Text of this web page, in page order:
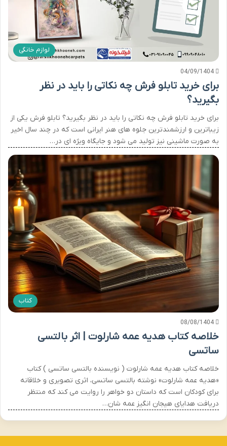
لوازم خانگی
04/09/1404
برای خرید تابلو فرش چه نکاتی را باید در نظر
بگیرید؟
برای خرید تابلو فرش چه نکاتی را باید در نظر بگیرید؟ تابلو فرش یکی از
زیباترین و ارزشمندترین جلوه های هنر ایرانی است که در چند سال اخیر
به صورت ماشینی نیز تولید می شود و جایگاه ویژه ای در…
کتاب
08/08/1404
خلاصه کتاب هدیه عمه شارلوت | اثر بالتسی
ساتسی
خلاصه کتاب هدیه عمه شارلوت ( نویسنده بالتسی ساتسی ) کتاب
«هدیه عمه شارلوت» نوشته بالتسی ساتسی، اثری تصویری و خلاقانه
برای کودکان است که داستان دو خواهر را روایت می کند که منتظر
دریافت هدایای هیجان انگیز عمه شان…